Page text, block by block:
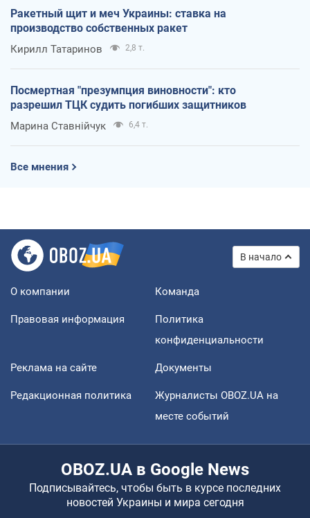
Ракетный щит и меч Украины: ставка на
производство собственных ракет
Кирилл Татаринов 2,8 т.
Посмертная "презумпция виновности": кто
разрешил ТЦК судить погибших защитников
Марина Ставнійчук 6,4 т.
Все мнения
В начало
О компании Команда
Правовая информация
Политика
конфиденциальности
Реклама на сайте Документы
Редакционная политика
Журналисты OBOZ.UA на
месте событий
OBOZ.UA в Google News
Подписывайтесь, чтобы быть в курсе последних
новостей Украины и мира сегодня